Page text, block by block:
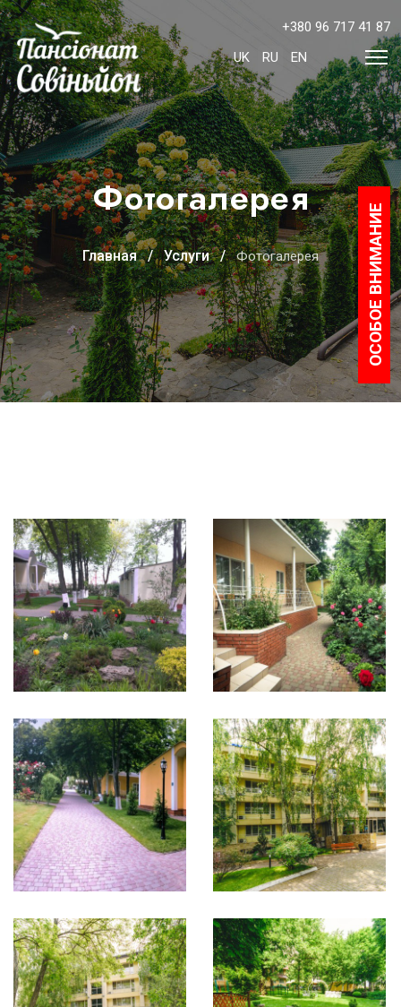
Выберите язык
UK RU EN
+380 96 717 41 87
Фотогалерея
Главная Услуги Фотогалерея ОСОБОЕ ВНИМАНИЕ